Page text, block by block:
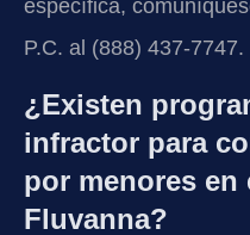
específica,
P.C. al (888) 437-7747.
¿Existen
infractor para
por menores en
Fluvanna?